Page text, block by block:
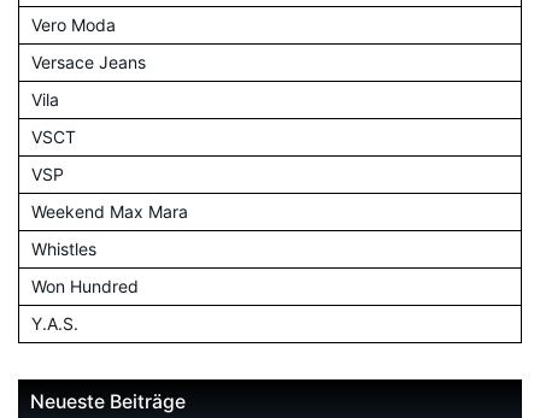
Vero Moda
Versace Jeans
Vila
VSCT
VSP
Weekend Max Mara
Whistles
Won Hundred
Y.A.S.
Neueste Beiträge